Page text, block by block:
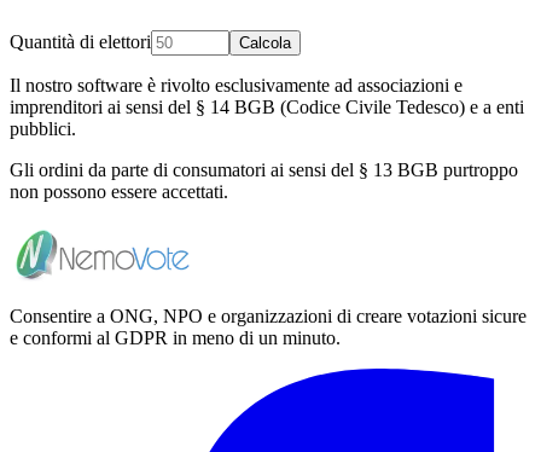
Quantità di elettori Calcola
Il nostro software è rivolto esclusivamente ad associazioni e
imprenditori ai sensi del § 14 BGB (Codice Civile Tedesco) e a enti
pubblici.
Gli ordini da parte di consumatori ai sensi del § 13 BGB purtroppo
non possono essere accettati.
Consentire a ONG, NPO e organizzazioni di creare votazioni sicure
e conformi al GDPR in meno di un minuto.